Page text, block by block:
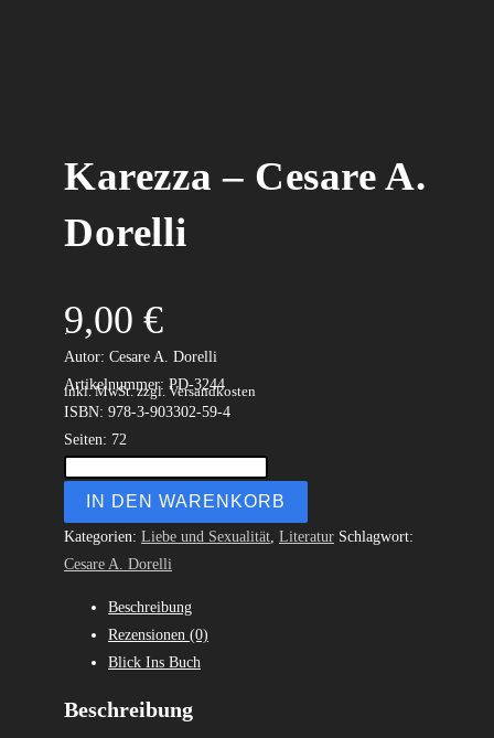
Karezza – Cesare A.
Dorelli
9,00 €
inkl. MwSt. zzgl. Versandkosten
.
Autor: Cesare A. Dorelli
Artikelnummer: PD-3244
ISBN: 978-3-903302-59-4
Seiten: 72
IN DEN WARENKORB
Kategorien: Liebe und Sexualität Literatur Schlagwort:
Cesare A. Dorelli
Beschreibung
Rezensionen (0)
Blick Ins Buch
Beschreibung